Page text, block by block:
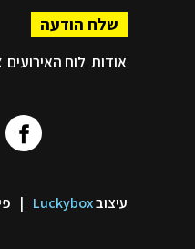
שלח הודעה
אודות לוח האירועים
עיצובLuckybox
|